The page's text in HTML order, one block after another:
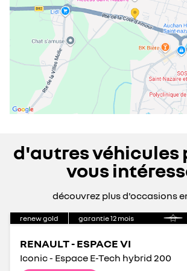
d'autres véhicules
vous
découvrez plus d'occasions
renew gold garantie12 mois
RENAULT - ESPACE VI
Iconic - Espace E-Tech hybrid 200